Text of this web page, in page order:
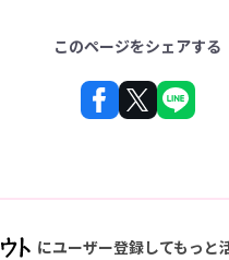
このページをシェアする
にユーザー登録してもっと